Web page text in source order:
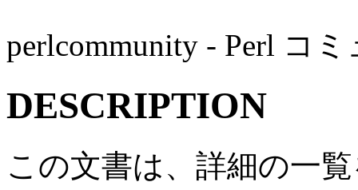
perlcommunity - Perl コ
DESCRIPTION
この文書は、詳細の一